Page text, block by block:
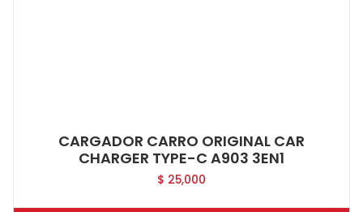
CARGADOR CARRO ORIGINAL CAR
CHARGER TYPE-C A903 3EN1
$ 25,000